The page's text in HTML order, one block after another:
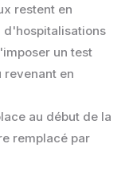
restent en
d'hospitalisations
un test
en
au début de la
remplacé par